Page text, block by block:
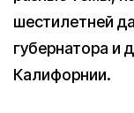
шестилетней
губернатора и
Калифорнии.